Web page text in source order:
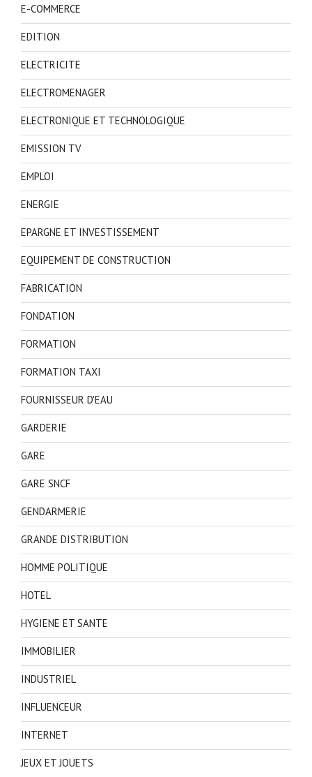
E-COMMERCE
EDITION
ELECTRICITE
ELECTROMENAGER
ELECTRONIQUE ET TECHNOLOGIQUE
EMISSION TV
EMPLOI
ENERGIE
EPARGNE ET INVESTISSEMENT
EQUIPEMENT DE CONSTRUCTION
FABRICATION
FONDATION
FORMATION
FORMATION TAXI
FOURNISSEUR D'EAU
GARDERIE
GARE
GARE SNCF
GENDARMERIE
GRANDE DISTRIBUTION
HOMME POLITIQUE
HOTEL
HYGIENE ET SANTE
IMMOBILIER
INDUSTRIEL
INFLUENCEUR
INTERNET
JEUX ET JOUETS